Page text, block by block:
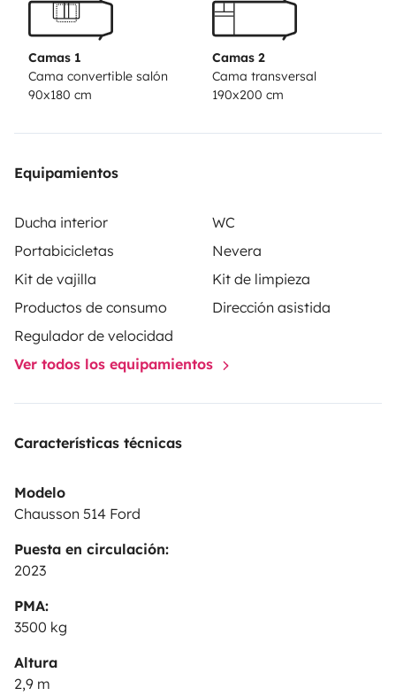
Camas 1
Cama convertible salón
90x180 cm
Camas 2
Cama transversal
190x200 cm
Equipamientos
Ducha interior
WC
Portabicicletas
Nevera
Kit de vajilla
Kit de limpieza
Productos de consumo
Dirección asistida
Regulador de velocidad
Ver todos los equipamientos
Características técnicas
Modelo
Chausson 514 Ford
Puesta en circulación:
2023
PMA:
3500 kg
Altura
2,9 m